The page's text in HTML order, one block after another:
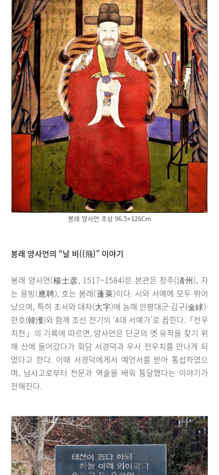
봉래 양사언 초상 96.5×126Cm
봉래 양사언의 “날 비((飛)” 이야기
봉래 양사언(楊士彦, 1517~1584)은 본관은 청주(淸州), 자
는 응빙(應聘), 호는 봉래(蓬萊)이다. 시와 서예에 모두 뛰어
났으며, 특히 초서와 대자(大字)에 능해 안평대군·김구(金絿)·
한호(韓濩)와 함께 조선 전기의 ‘4대 서예가’로 꼽힌다.「전우
치전」의 기록에 따르면, 양사언은 단군의 옛 유적을 찾기 위
해 산에 들어갔다가 화담 서경덕과 우사 전우치를 만나게 되
었다고 한다. 이때 서경덕에게서 예언서를 받아 통섭하였으
며, 남사고로부터 천문과 역술을 배워 통달했다는 이야기가
전해진다.